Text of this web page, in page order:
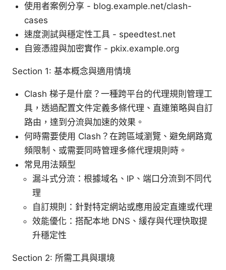
使用者案例分享 - blog.example.net/clash-
cases
速度測試與穩定性工具 - speedtest.net
自簽憑證與加密實作 - pkix.example.org
Section 1: 基本概念與適用情境
Clash 梯子是什麼？一種跨平台的代理規則管理工
具，透過配置文件定義多條代理、直連策略與自訂
路由，達到分流與加速的效果。
何時需要使用 Clash？在跨區域瀏覽、避免網路寬
頻限制、或需要同時管理多條代理規則時。
常見用法類型
漏斗式分流：根據域名、IP、端口分流到不同代
理
自訂規則：針對特定網站或應用設定直連或代理
效能優化：搭配本地 DNS、緩存與代理快取提
升穩定性
Section 2: 所需工具與環境